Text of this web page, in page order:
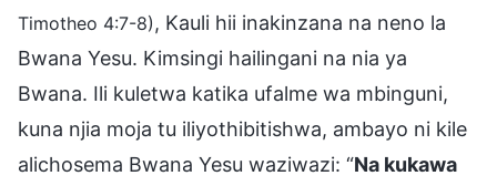
Timotheo 4:7-8) , Kauli hii inakinzana na neno la
Bwana Yesu. Kimsingi hailingani na nia ya
Bwana. Ili kuletwa katika ufalme wa mbinguni,
kuna njia moja tu iliyothibitishwa, ambayo ni kile
alichosema Bwana Yesu waziwazi: “Na kukawa